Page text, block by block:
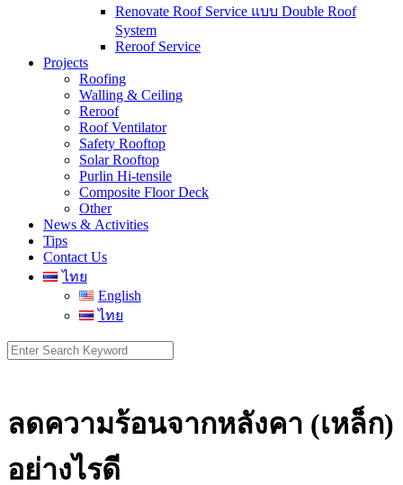
Renovate Roof Service แบบ Double Roof
System
Reroof Service
Projects
Roofing
Walling & Ceiling
Reroof
Roof Ventilator
Safety Rooftop
Solar Rooftop
Purlin Hi-tensile
Composite Floor Deck
Other
News & Activities
Tips
Contact Us
ไทย
English
ไทย
Search
for:
ลดความร้อนจากหลังคา (เหล็ก)
อย่างไรดี